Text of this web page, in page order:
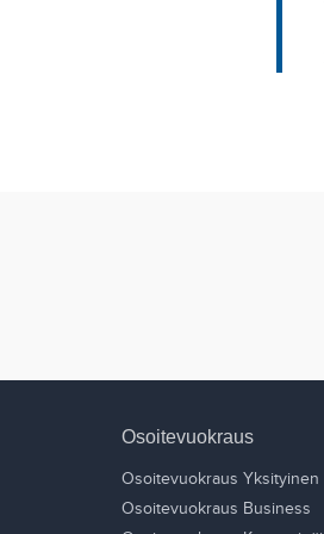
Osoitevuokraus
Osoitevuokraus Yksityinen
Osoitevuokraus Business